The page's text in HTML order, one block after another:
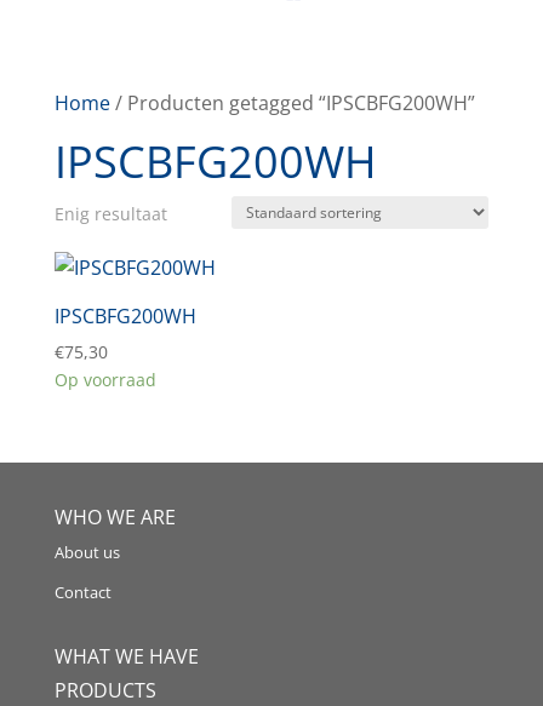
Home/ Producten getagged “IPSCBFG200WH”
IPSCBFG200WH
Enig resultaat
IPSCBFG200WH
€75,30
Op voorraad
WHO WE ARE
About us
Contact
WHAT WE HAVE
PRODUCTS